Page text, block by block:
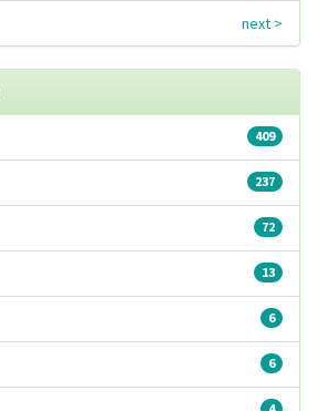
next >
409
237
72
13
6
6